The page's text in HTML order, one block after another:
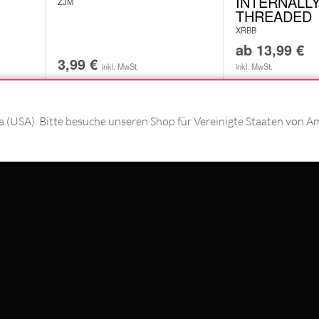
3,99 € inkl. MwSt.
THREADED
XRBB
ab 13,99 €
inkl. MwSt.
ÜBER UNS
Bitte besuche unseren Shop für Vereinigte Staaten von